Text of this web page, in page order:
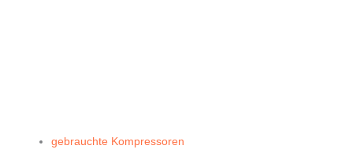
gebrauchte Kompressoren